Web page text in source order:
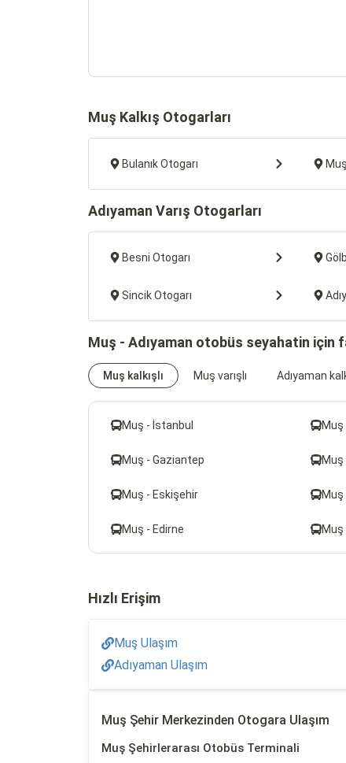
Muş Kalkış Otogarları
Bulanık Otogarı
Adıyaman Varış Otogarları
Besni Otogarı
Sincik Otogarı
Muş - Adıyaman otobüs seyahatin için
Muş kalkışlı Muş varışlı Adıyaman
Muş - İstanbul
Muş - Gaziantep Muş
Muş - Eskişehir
Muş - Edirne
Hızlı Erişim
Muş Ulaşım
Adıyaman Ulaşım
Muş Şehir Merkezinden Otogara Ulaşım
Muş Şehirlerarası Otobüs Terminali